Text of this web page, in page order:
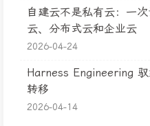
自建云不是私有云：一
云、分布式云和企业云
2026-04-24
Harness Engineering
转移
2026-04-14